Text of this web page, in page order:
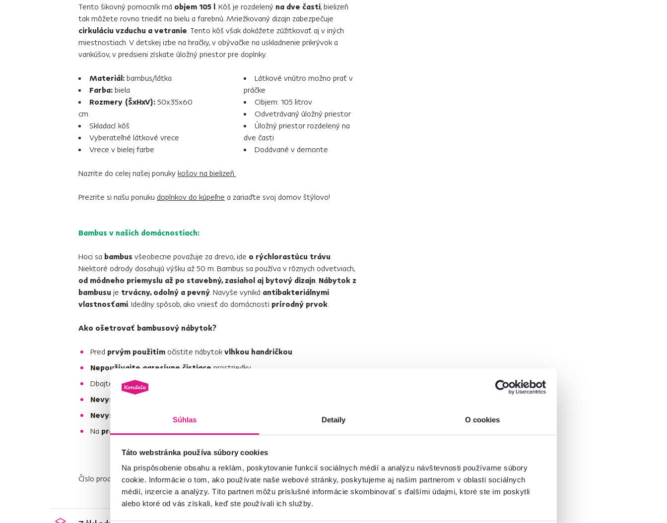
Súhlas Detaily O cookies
Táto webstránka používa súbory cookies
Na prispôsobenie obsahu a reklám, poskytovanie funkcií sociálnych médií a analýzu návštevnosti používame súbory
cookie. Informácie o tom, ako používate naše webové stránky, poskytujeme aj našim partnerom v oblasti sociálnych
médií, inzercie a analýzy. Títo partneri môžu príslušné informácie skombinovať s ďalšími údajmi, ktoré ste im poskytli
alebo ktoré od vás získali, keď ste používali ich služby.
Tento šikovný pomocník má objem 105 l . Kôš je rozdelený na dve časti, bielizeň
tak môžete rovno triediť na bielu a farebnú. Mriežkovaný dizajn zabezpečuje
cirkuláciu vzduchu a vetranie . Tento kôš však dokážete zúžitkovať aj v iných
miestnostiach. V detskej izbe na hračky, v obývačke na uskladnenie prikrývok a
vankúšov, v predsieni získate úložný priestor pre doplnky.
Materiál: bambus/látka
Farba: biela
Rozmery (ŠxHxV): 50x35x60
cm
Skladací kôš
Vyberateľné látkové vrece
Vrece v bielej farbe
Látkové vnútro možno prať v
práčke
Objem: 105 litrov
Odvetrávaný úložný priestor
Úložný priestor rozdelený na
dve časti
Dodávané v demonte
Nazrite do celej našej ponuky košov na bielizeň.
Prezrite si našu ponuku doplnkov do kúpeľne a zariaďte svoj domov štýlovo!
Bambus v našich domácnostiach:
Hoci sa bambus všeobecne považuje za drevo, ide o rýchlorastúcu trávu
Niektoré odrody dosahujú výšku až 50 m. Bambus sa používa v rôznych odvetviach,
od módneho priemyslu až po stavebný, zasiahol aj bytový dizajn Nábytok z
bambusu je trvácny, odolný a pevný . Navyše vyniká antibakteriálnymi
vlastnosťami . Ideálny spôsob, ako vniesť do domácnosti prírodný prvok
Ako ošetrovať bambusový nábytok?
Pred prvým použitím očistite nábytok vlhkou handričkou
Nepoužívajte agresívne čistiace prostriedky.
Dbajte na to, aby nábytok
Nevystavujte slnečnému žiareniu
Nevystavujte ani dažďu , predídete tak tvorbe plesní.
Na pravidelnú údržbu
Číslo produktu : 0000255627